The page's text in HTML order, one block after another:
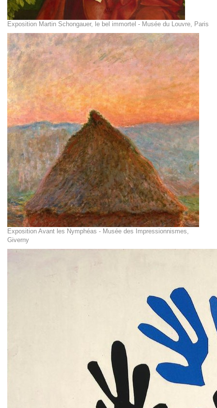
Exposition Martin Schongauer, le bel immortel - Musée du Louvre, Paris
Exposition Avant les Nymphéas - Musée des Impressionnismes,
Giverny